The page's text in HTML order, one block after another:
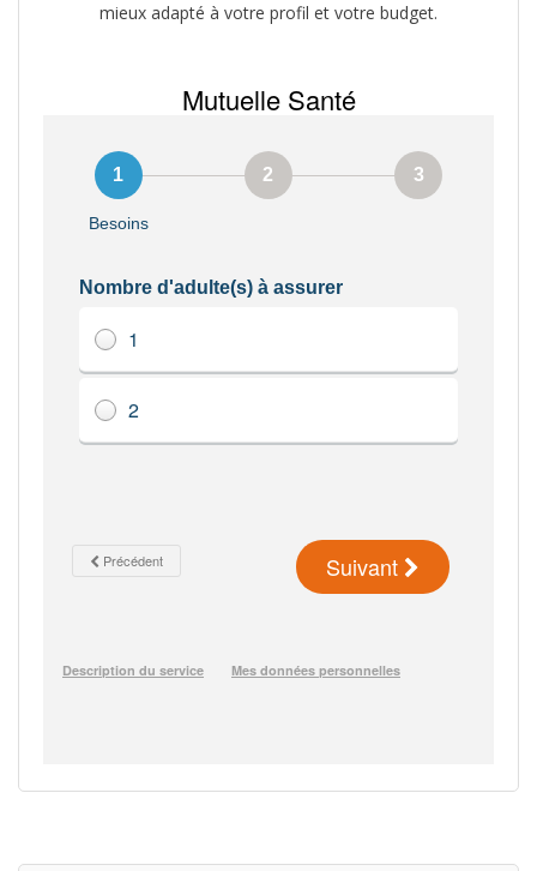
mieux adapté à votre profil et votre budget.